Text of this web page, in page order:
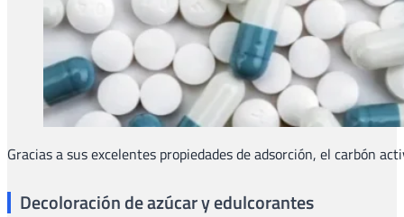
Gracias a sus excelentes propiedades de adsorción, el carbón
Decoloración de azúcar y edulcorantes